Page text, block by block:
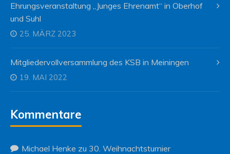
Ehrungsveranstaltung „Junges Ehrenamt“ in Oberhof
und Suhl
25. MÄRZ 2023
Mitgliedervollversammlung des KSB in Meiningen
19. MAI 2022
Kommentare
Michael Henke zu 30. Weihnachtsturnier